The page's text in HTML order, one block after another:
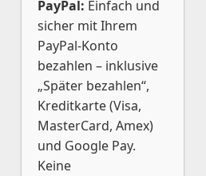
PayPal: Einfach und
sicher mit Ihrem
PayPal-Konto
bezahlen – inklusive
„Später bezahlen“,
Kreditkarte (Visa,
MasterCard, Amex)
und Google Pay.
Keine